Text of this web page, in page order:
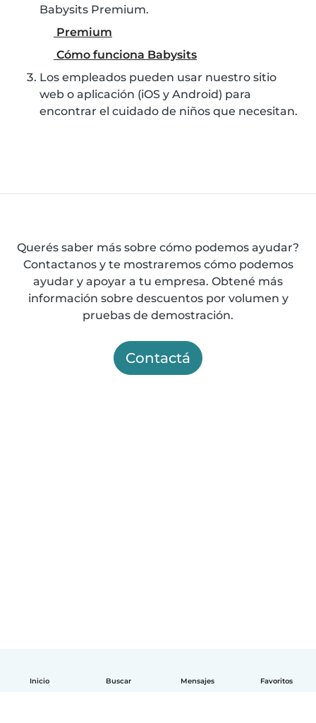
Inicio Buscar Mensajes Favoritos
Babysits Premium.
Premium
Cómo funciona Babysits
Los empleados pueden usar nuestro sitio
web o aplicación (iOS y Android) para
encontrar el cuidado de niños que necesitan.
Querés saber más sobre cómo podemos ayudar?
Contactanos y te mostraremos cómo podemos
ayudar y apoyar a tu empresa. Obtené más
información sobre descuentos por volumen y
pruebas de demostración.
Contactá